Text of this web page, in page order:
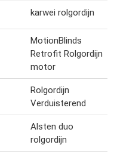
karwei rolgordijn
MotionBlinds
Retrofit Rolgordijn
motor
Rolgordijn
Verduisterend
Alsten duo
rolgordijn